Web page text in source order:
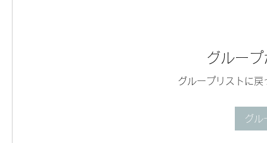
グルー
グループリストに
グル